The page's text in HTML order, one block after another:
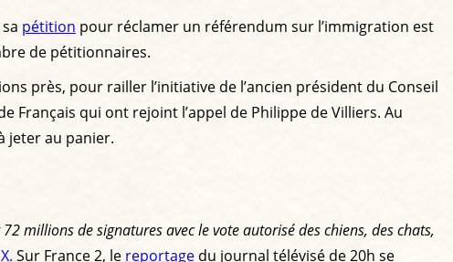
pétition pour réclamer un référendum sur l’immigration est
de pétitionnaires.
près, pour railler l’initiative de l’ancien président du Conseil
Français qui ont rejoint l’appel de Philippe de Villiers. Au
jeter au panier.
millions de signatures avec le vote autorisé des chiens, des chats,
X. Sur France 2, le reportage du journal télévisé de 20h se